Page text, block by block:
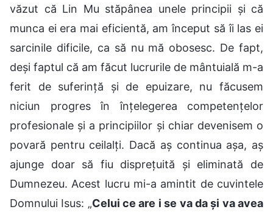
văzut că Lin Mu stăpânea unele principii și că
munca ei era mai eficientă, am început să îi las ei
sarcinile dificile, ca să nu mă obosesc. De fapt,
deși faptul că am făcut lucrurile de mântuială m-a
ferit de suferință și de epuizare, nu făcusem
niciun progres în înțelegerea competențelor
profesionale și a principiilor și chiar devenisem o
povară pentru ceilalți. Dacă aș continua așa, aș
ajunge doar să fiu disprețuită și eliminată de
Dumnezeu. Acest lucru mi-a amintit de cuvintele
Domnului Isus: „Celui ce are i se va da și va avea